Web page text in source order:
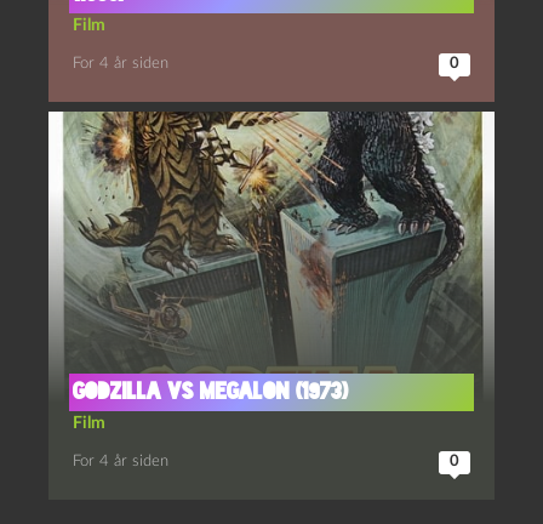
Film
For 4 år siden 0
Godzilla vs Megalon (1973)
Film
For 4 år siden 0